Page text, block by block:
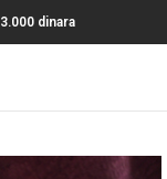
dinara